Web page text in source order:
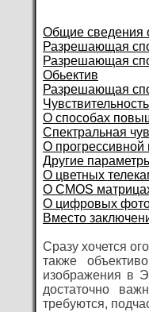
Общие сведения
Разрешающая
Разрешающая
Обьектив
Разрешающая
О способах
Спектральная
О прогрессивной
Другие
О цветных
О CMOS
О цифровых
Вместо
Сразу хочется
также
изображения в
достаточно
требуются,